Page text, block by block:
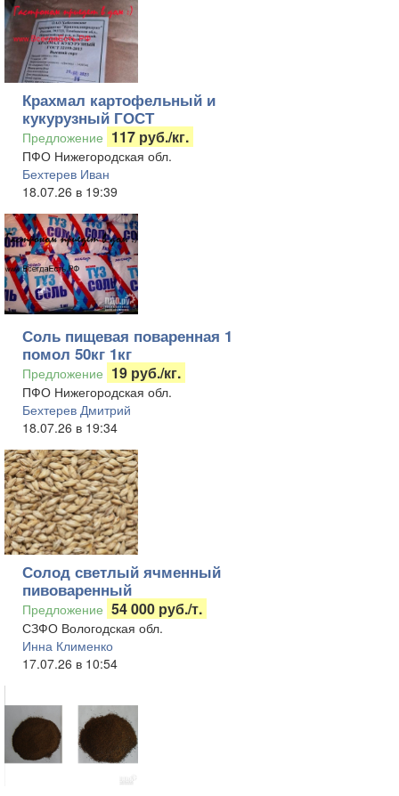
Крахмал картофельный и
кукурузный ГОСТ
Предложение 117 руб./кг.
ПФО Нижегородская обл.
Бехтерев Иван
18.07.26 в 19:39
Соль пищевая поваренная 1
помол 50кг 1кг
Предложение 19 руб./кг.
ПФО Нижегородская обл.
Бехтерев Дмитрий
18.07.26 в 19:34
Солод светлый ячменный
пивоваренный
Предложение 54 000 руб./т.
СЗФО Вологодская обл.
Инна Клименко
17.07.26 в 10:54